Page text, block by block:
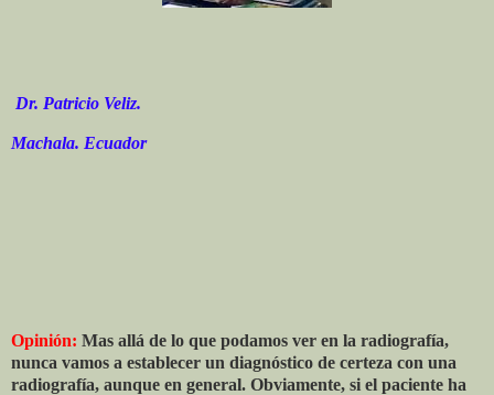
Dr. Patricio Veliz.
Machala. Ecuador
Opinión: Mas allá de lo que podamos ver en la radiografía,
nunca vamos a establecer un diagnóstico de certeza con una
radiografía, aunque en general. Obviamente, si el paciente ha